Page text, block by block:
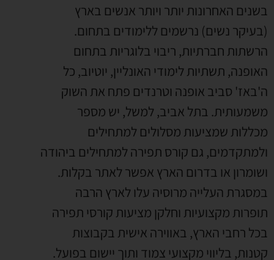
בשנים האחרונות יותר ויותר אנשים בארץ
(בעיקר נשים) נרשמים ללימודים בתחום.
הרשתות חברתיות, ריבוי בלוגריות בתחום
האופנה, תשתיות לימודי האונליין, יוטיוב, כל
ה'באז' סביב אופנה וטרנדים פתח את השוק
משמעותית. בתל אביב, למשל, יש מספר
מכללות שמציעות מסלולים למתחילים
ולמתקדמים, גם קורס תפירה למתחילים ביהודה
ושומרון או בדרום הארץ אפשר לאתר בקלות.
במסגרת העלייה מרוסיה עלו לארץ הרבה
תופרות מקצועיות וחלקן מציעות קורסי תפירה
בכל רחבי הארץ, באווירה אישית בקבוצות
קטנות, בליווי מקצועי צמוד ותוך יישום בפועל.